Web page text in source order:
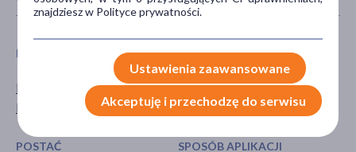
PŁEĆ
Mężczyzna
Kobieta
TYP PRODUKTU
Lek na receptę
POSTAĆ SPOSÓB APLIKACJI
znajdziesz w Polityce prywatności.
Ustawienia zaawansowane
Akceptuję i przechodzę do serwisu